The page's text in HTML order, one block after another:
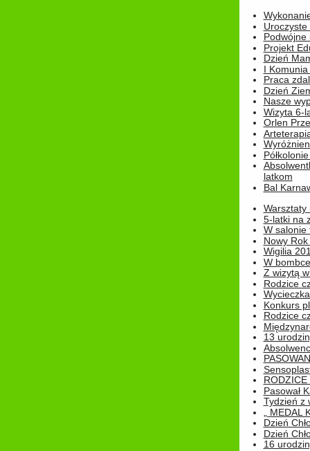
Podwójne
Projekt
Dzień
I
Praca
Dzień
Nasze
Wizyta 6-
Orlen
latkom
Bal
Warsztaty
5-latki na
W salonie
Nowy
Wigilia
W bombce
Z wizytą
Rodzice
Konkurs
Rodzice
13
Pasował
Tydzień z
„
Dzień
Dzień
16